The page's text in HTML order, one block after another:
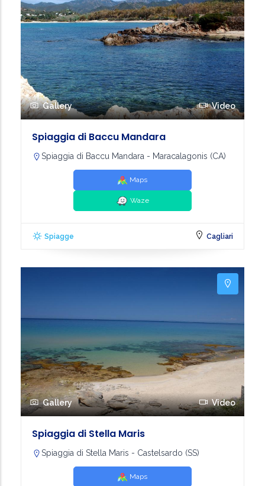
Gallery Video
Spiaggia di Baccu Mandara
Spiaggia di Baccu Mandara - Maracalagonis (CA)
Maps
Waze
Spiagge Cagliari
Gallery Video
Spiaggia di Stella Maris
Spiaggia di Stella Maris - Castelsardo (SS)
Maps